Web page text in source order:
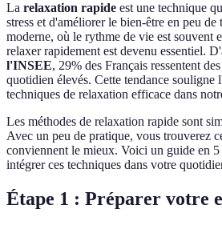
La relaxation rapide est une technique
stress et d'améliorer le bien-être en peu de
moderne, où le rythme de vie est souvent
relaxer rapidement est devenu essentiel.
l'INSEE, 29% des Français ressentent
quotidien élevés. Cette tendance souligne
techniques de relaxation efficace dans
Les méthodes de relaxation rapide sont
Avec un peu de pratique, vous trouverez
conviennent le mieux. Voici un guide en 5
intégrer ces techniques dans votre
Étape 1 : Préparer votre